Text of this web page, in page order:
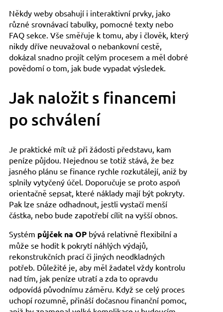
Někdy weby obsahují i interaktivní prvky, jako
různé srovnávací tabulky, pomocné texty nebo
FAQ sekce. Vše směřuje k tomu, aby i člověk, který
nikdy dříve neuvažoval o nebankovní cestě,
dokázal snadno projít celým procesem a měl dobré
povědomí o tom, jak bude vypadat výsledek.
Jak naložit s financemi
po schválení
Je praktické mít už při žádosti představu, kam
peníze půjdou. Nejednou se totiž stává, že bez
jasného plánu se finance rychle rozkutálejí, aniž by
splnily vytyčený účel. Doporučuje se proto aspoň
orientačně sepsat, které náklady mají být pokryty.
Pak lze snáze odhadnout, jestli vystačí menší
částka, nebo bude zapotřebí cílit na vyšší obnos.
Systém půjček na OPbývá relativně flexibilní a
může se hodit k pokrytí náhlých výdajů,
rekonstrukčních prací či jiných neodkladných
potřeb. Důležité je, aby měl žadatel vždy kontrolu
nad tím, jak peníze utratí a zda to opravdu
odpovídá původnímu záměru. Když se celý proces
uchopí rozumně, přináší dočasnou finanční pomoc,